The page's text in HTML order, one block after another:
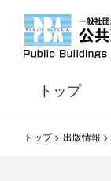
トップ
トップ 出版情報